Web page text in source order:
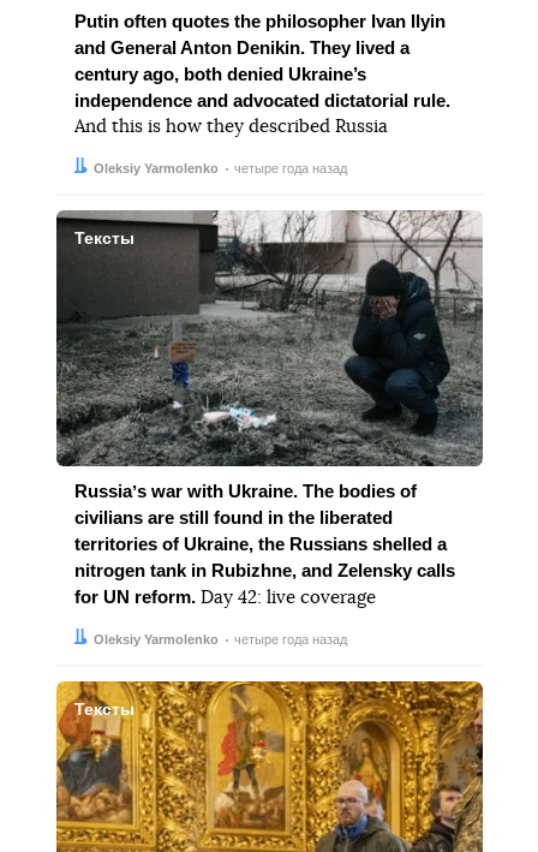
Putin often quotes the philosopher Ivan Ilyin
and General Anton Denikin. They lived a
century ago, both denied Ukraine’s
independence and advocated dictatorial rule.
And this is how they described Russia
Автор:
Oleksiy Yarmolenko
Дата: четыре года назад
Тексты
Russiaʼs war with Ukraine. The bodies of
civilians are still found in the liberated
territories of Ukraine, the Russians shelled a
nitrogen tank in Rubizhne, and Zelensky calls
for UN reform. Day 42: live coverage
Автор:
Oleksiy Yarmolenko
Дата: четыре года назад
Тексты